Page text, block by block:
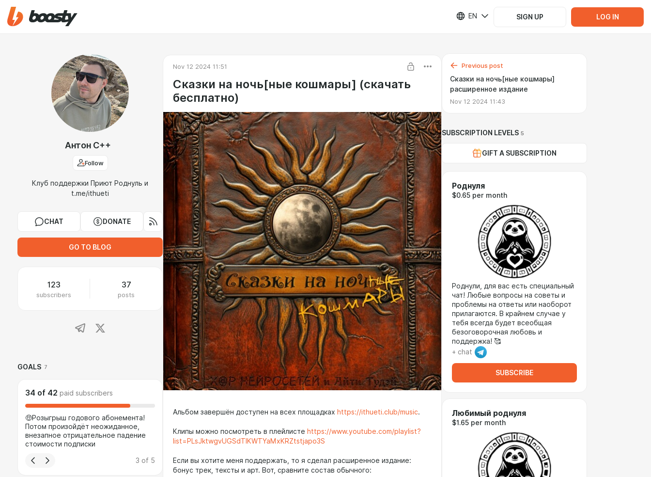
EN SIGN UP LOG IN
Антон C++
Follow
Клуб поддержки Приют Роднуль и
t.me/ithueti
CHAT DONATE
GO TO BLOG
123
subscribers
37
posts
GOALS 7
34 of 42 paid subscribers
🤑Розыгрыш годового абонемента!
Потом произойдёт неожиданное,
внезапное отрицательное падение
стоимости подписки
3 of 5
Nov 12 2024 11:51
Сказки на ночь[ные кошмары] (скачать
бесплатно)
Альбом завершён доступен на всех площадках https://ithueti.club/music.
Клипы можно посмотреть в плейлисте https://www.youtube.com/playlist?
list=PLsJktwgvUGSdTIKWTYaMxKRZtstjapo3S
Если вы хотите меня поддержать, то я сделал расширенное издание:
бонус трек, тексты и арт. Вот, сравните состав обычного:
Previous post
Сказки на ночь[ные кошмары]
расширенное издание
Nov 12 2024 11:43
SUBSCRIPTION LEVELS 5
GIFT A SUBSCRIPTION
Роднуля
$0.65 per month
Роднули, для вас есть специальный
чат! Любые вопросы на советы и
проблемы на ответы или наоборот
прилагаются. В крайнем случае у
тебя всегда будет всеобщая
безоговорочная любовь и
поддержка! 🥰
+ chat
SUBSCRIBE
Любимый роднуля
$1.65 per month